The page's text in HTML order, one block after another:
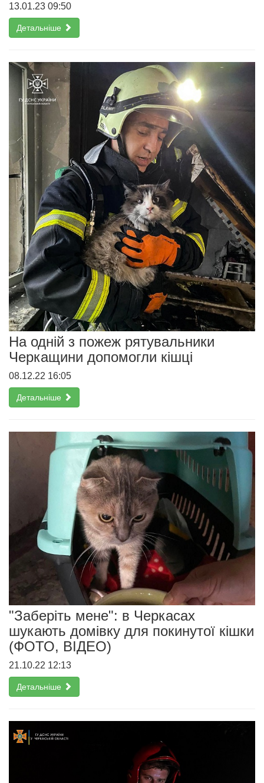
13.01.23 09:50
Детальніше
На одній з пожеж рятувальники
Черкащини допомогли кішці
08.12.22 16:05
Детальніше
"Заберіть мене": в Черкасах
шукають домівку для покинутої кішки
(ФОТО, ВІДЕО)
21.10.22 12:13
Детальніше